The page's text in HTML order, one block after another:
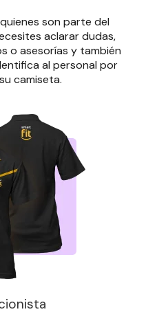
son parte del
aclarar dudas,
o asesorías y también
al personal por
camiseta.